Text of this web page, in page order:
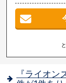
『ライオ